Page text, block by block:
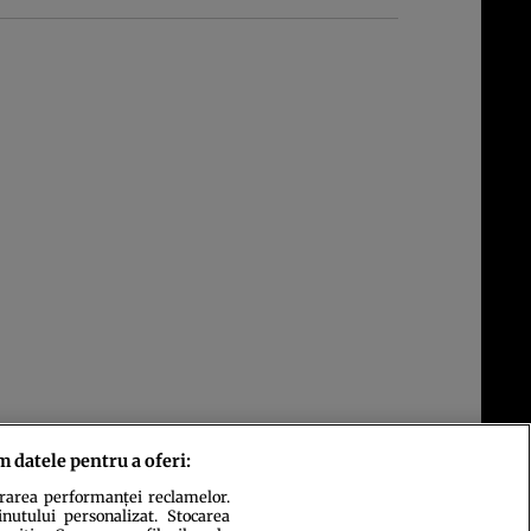
datele pentru a oferi:
performanței reclamelor.
personalizat. Stocarea